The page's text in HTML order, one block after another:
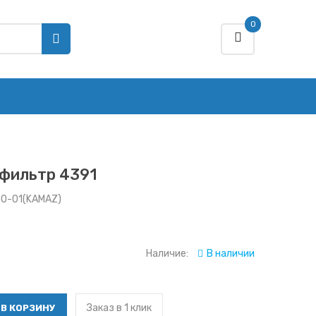
0
4391
01(KAMAZ)
Наличие: В наличии
Заказ в 1 клик